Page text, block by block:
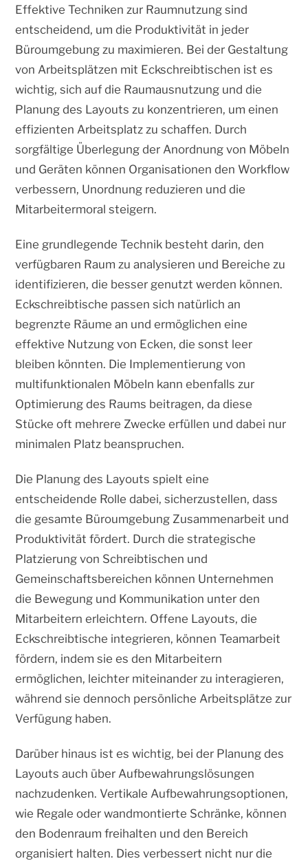
Effektive Techniken zur Raumnutzung sind
entscheidend, um die Produktivität in jeder
Büroumgebung zu maximieren. Bei der Gestaltung
von Arbeitsplätzen mit Eckschreibtischen ist es
wichtig, sich auf die Raumausnutzung und die
Planung des Layouts zu konzentrieren, um einen
effizienten Arbeitsplatz zu schaffen. Durch
sorgfältige Überlegung der Anordnung von Möbeln
und Geräten können Organisationen den Workflow
verbessern, Unordnung reduzieren und die
Mitarbeitermoral steigern.
Eine grundlegende Technik besteht darin, den
verfügbaren Raum zu analysieren und Bereiche zu
identifizieren, die besser genutzt werden können.
Eckschreibtische passen sich natürlich an
begrenzte Räume an und ermöglichen eine
effektive Nutzung von Ecken, die sonst leer
bleiben könnten. Die Implementierung von
multifunktionalen Möbeln kann ebenfalls zur
Optimierung des Raums beitragen, da diese
Stücke oft mehrere Zwecke erfüllen und dabei nur
minimalen Platz beanspruchen.
Die Planung des Layouts spielt eine
entscheidende Rolle dabei, sicherzustellen, dass
die gesamte Büroumgebung Zusammenarbeit und
Produktivität fördert. Durch die strategische
Platzierung von Schreibtischen und
Gemeinschaftsbereichen können Unternehmen
die Bewegung und Kommunikation unter den
Mitarbeitern erleichtern. Offene Layouts, die
Eckschreibtische integrieren, können Teamarbeit
fördern, indem sie es den Mitarbeitern
ermöglichen, leichter miteinander zu interagieren,
während sie dennoch persönliche Arbeitsplätze zur
Verfügung haben.
Darüber hinaus ist es wichtig, bei der Planung des
Layouts auch über Aufbewahrungslösungen
nachzudenken. Vertikale Aufbewahrungsoptionen,
wie Regale oder wandmontierte Schränke, können
den Bodenraum freihalten und den Bereich
organisiert halten. Dies verbessert nicht nur die